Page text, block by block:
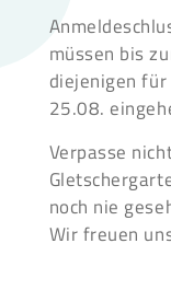
müssen bis
diejenigen
25.08.
Verpasse
noch nie
Wir freuen